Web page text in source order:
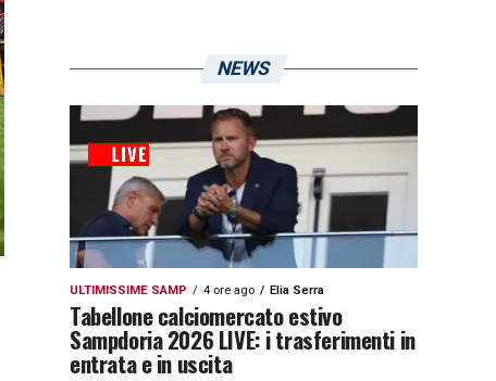
NEWS
ULTIMISSIME SAMP 4 ore ago Elia Serra
Tabellone calciomercato estivo
Sampdoria 2026 LIVE: i trasferimenti in
entrata e in uscita